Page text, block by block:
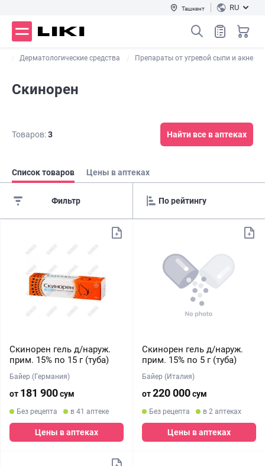
Ташкент RU
Дерматологические средства Препараты от угревой сыпи и акне
Скинорен
Товаров:3 Найти все в аптеках
Список товаров Цены в аптеках
Фильтр
Скинорен гель д/наруж.
прим. 15% по 15 г (туба)
Байер (Германия)
от 181 900сум
Без рецепта в 41 аптеке
Цены в аптеках
Скинорен гель д/наруж.
прим. 15% по 5 г (туба)
Байер (Италия)
от220 000сум
Без рецепта в 2 аптеках
Цены в аптеках